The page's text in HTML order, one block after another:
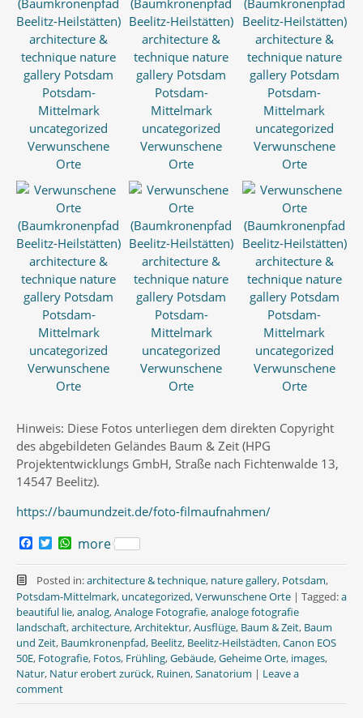
Hinweis: Diese Fotos unterliegen dem direkten Copyright
des abgebildeten Geländes Baum & Zeit (HPG
Projektentwicklungs GmbH, Straße nach Fichtenwalde 13,
14547 Beelitz).
https://baumundzeit.de/foto-filmaufnahmen/
c
e
b
o
o
k
T
i
t
t
e
r
W
a
t
s
A
p
p
more
Posted in:architecture & technique, nature gallery, Potsdam,
Potsdam-Mittelmark, uncategorized,Verwunschene Orte | Tagged:a
beautiful lie,analog,Analoge Fotografie,analoge fotografie
landschaft,architecture,Architektur,Ausflüge, Baum & Zeit, Baum
und Zeit, Baumkronenpfad, Beelitz, Beelitz-Heilstädten,Canon EOS
50E, Fotografie, Fotos, Frühling,Gebäude,Geheime Orte, images,
Natur, Natur erobert zurück, Ruinen,Sanatorium | Leave a
comment